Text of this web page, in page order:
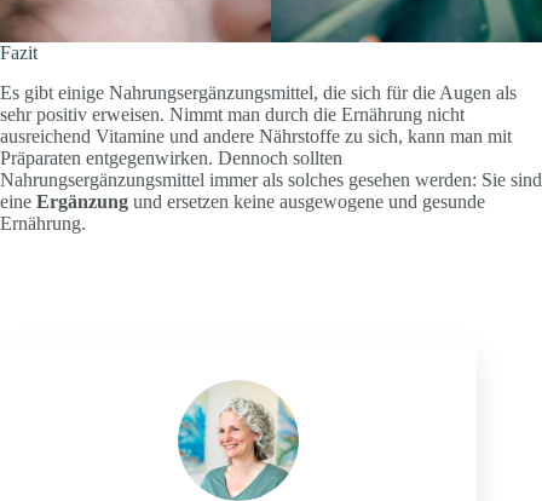
Fazit
Es gibt einige Nahrungsergänzungsmittel, die sich für die Augen als
sehr positiv erweisen. Nimmt man durch die Ernährung nicht
ausreichend Vitamine und andere Nährstoffe zu sich, kann man mit
Präparaten entgegenwirken. Dennoch sollten
Nahrungsergänzungsmittel immer als solches gesehen werden: Sie sind
eine Ergänzung und ersetzen keine ausgewogene und gesunde
Ernährung.